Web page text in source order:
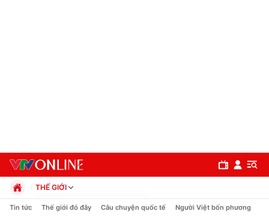
THẾ GIỚI
Chính trị
Tin tức Thế giới đó đây Câu chuyện quốc tế Người Việt bốn phương